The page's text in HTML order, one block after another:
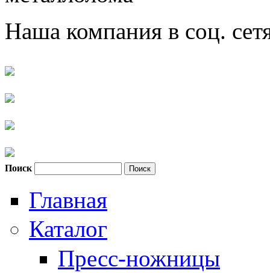
Наша компания в соц.
Поиск
Главная
Каталог
Пресс-ножницы